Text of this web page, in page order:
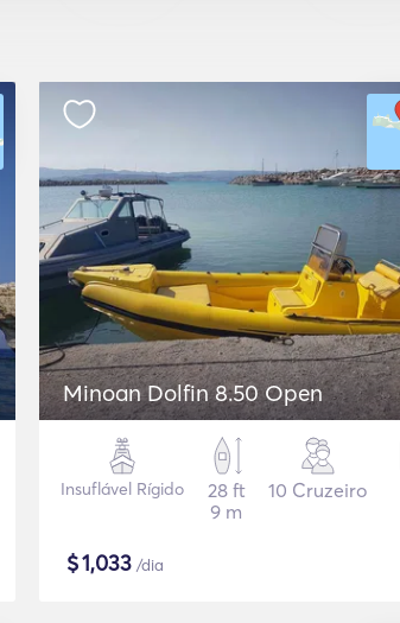
Minoan Dolfin 8.50 Open
Insuflável Rígido
28 ft
9 m
10 Cruzeiro
$1,033 /dia